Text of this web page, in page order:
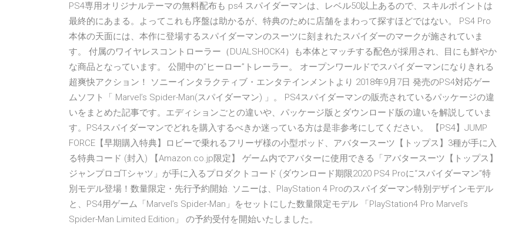
PS4専用オリジナルテーマの無料配布も ps4 スパイダーマンは、レベル50以上あるので、スキルポイントは
最終的にあまる。よってこれも序盤は助かるが、特典のために店舗をまわって探すほどではない。 PS4 Pro
本体の天面には、本作に登場するスパイダーマンのスーツに刻まれたスパイダーのマークが施されていま
す。 付属のワイヤレスコントローラー（DUALSHOCK4）も本体とマッチする配色が採用され、目にも鮮やか
な商品となっています。 公開中の”ヒーロー”トレーラー。 オープンワールドでスパイダーマンになりきれる
超爽快アクション！ ソニーインタラクティブ・エンタテインメントより 2018年9月7日 発売のPS4対応ゲー
ムソフト「 Marvel’s Spider-Man(スパイダーマン) 」。 PS4スパイダーマンの販売されているパッケージの違
いをまとめた記事です。エディションごとの違いや、パッケージ版とダウンロード版の違いを解説していま
す。PS4スパイダーマンでどれを購入するべきか迷っている方は是非参考にしてください。 【PS4】JUMP
FORCE【早期購入特典】ロビーで乗れるフリーザ様の小型ポッド、アバタースーツ【トップス】3種が手に入
る特典コード (封入) 【Amazon.co.jp限定】 ゲーム内でアバターに使用できる「アバタースーツ【トップス】
ジャンプロゴTシャツ」が手に入るプロダクトコード (ダウンロード期限2020 PS4 Proに“スパイダーマン”特
別モデル登場！数量限定・先行予約開始. ソニーは、PlayStation 4 Proのスパイダーマン特別デザインモデル
と、PS4用ゲーム「Marvel’s Spider-Man」をセットにした数量限定モデル 「PlayStation4 Pro Marvel’s
Spider-Man Limited Edition」 の予約受付を開始いたしました。